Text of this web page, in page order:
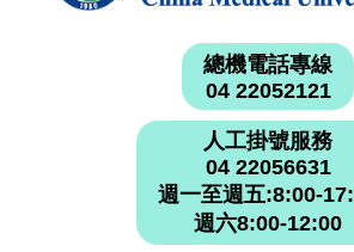
總機電話專線
04 22052121
人工掛號服務
04 22056631
週一至週五:8:00-
週六8:00-12:00